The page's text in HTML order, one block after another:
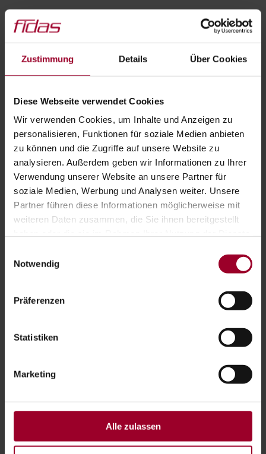
Zustimmung Details Über Cookies
Diese Webseite verwendet Cookies
Wir verwenden Cookies, um Inhalte und Anzeigen zu
personalisieren, Funktionen für soziale Medien anbieten
zu können und die Zugriffe auf unsere Website zu
analysieren. Außerdem geben wir Informationen zu Ihrer
Verwendung unserer Website an unsere Partner für
soziale Medien, Werbung und Analysen weiter. Unsere
Partner führen diese Informationen möglicherweise mit
weiteren Daten zusammen, die Sie ihnen bereitgestellt
Impressum
Notwendig
Präferenzen
Statistiken
Marketing
Alle zulassen
IHR KOSTENLOSES ERSTGESPRÄCH
Jetzt informieren